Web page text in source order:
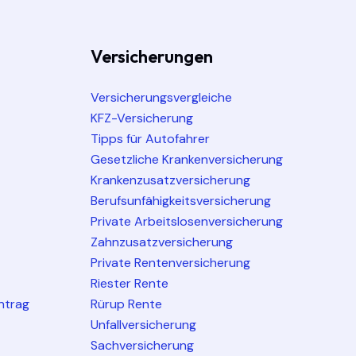
Versicherungen
Versicherungsvergleiche
KFZ-Versicherung
Tipps für Autofahrer
Gesetzliche Krankenversicherung
Krankenzusatzversicherung
Berufsunfähigkeitsversicherung
Private Arbeitslosenversicherung
Zahnzusatzversicherung
Private Rentenversicherung
Riester Rente
Rürup Rente
Unfallversicherung
Sachversicherung